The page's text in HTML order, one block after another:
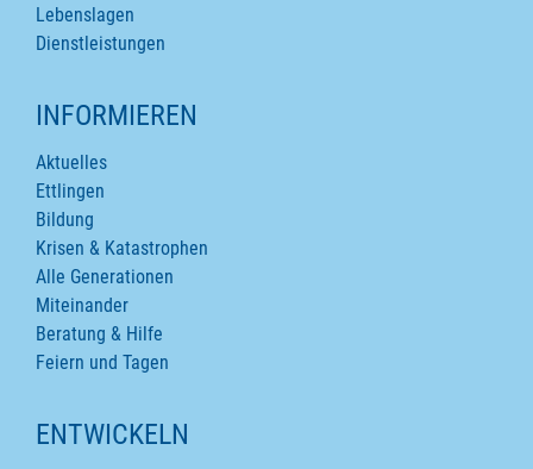
Lebenslagen
Dienstleistungen
INFORMIEREN
Aktuelles
Ettlingen
Bildung
Krisen & Katastrophen
Alle Generationen
Miteinander
Beratung & Hilfe
Feiern und Tagen
ENTWICKELN